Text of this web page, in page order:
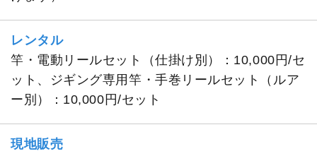
レンタル
竿・電動リールセット（仕掛け別）：10,000円/セ
ット、ジギング専用竿・手巻リールセット（ルア
ー別）：10,000円/セット
現地販売